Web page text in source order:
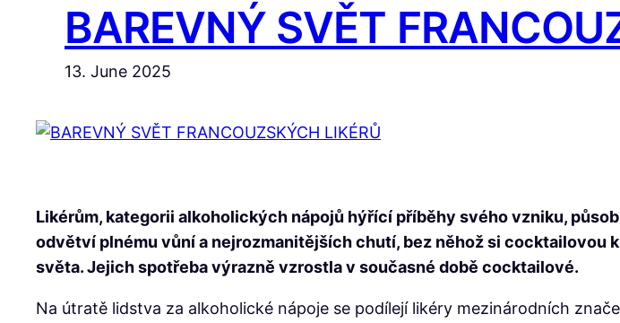
BAREVNÝ SVĚT
13. June 2025
Likérům, kategorii alkoholických nápojů hýřící příběhy svého vzniku,
odvětví plnému vůní a nejrozmanitějších chutí, bez něhož si
světa. Jejich spotřeba výrazně vzrostla v současné době cocktailové.
Na útratě lidstva za alkoholické nápoje se podílejí likéry mezinárodních